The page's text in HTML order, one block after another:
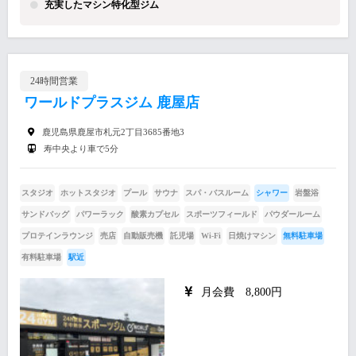
充実したマシン特化型ジム
24時間営業
ワールドプラスジム 鹿屋店
鹿児島県鹿屋市札元2丁目3685番地3
寿中央より車で5分
スタジオ ホットスタジオ プール サウナ スパ・バスルーム シャワー 岩盤浴
サンドバッグ パワーラック 酸素カプセル スポーツフィールド パウダールーム
プロテインラウンジ 売店 自動販売機 託児場 Wi-Fi 日焼けマシン 無料駐車場
有料駐車場 駅近
月会費 8,800円